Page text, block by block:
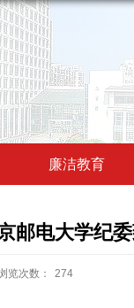
廉洁教育
电大学纪委
览次数： 274